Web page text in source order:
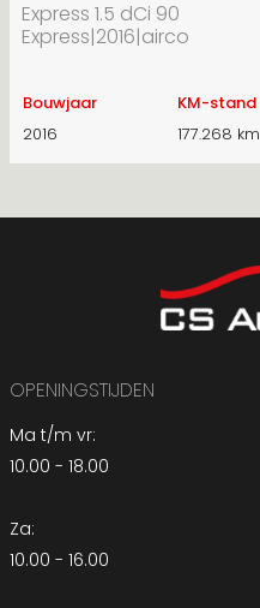
Express 1.5 dCi 90
Express|2016|airco
Bouwjaar
2016
KM-stand
177.268 km
OPENINGSTIJDEN
Ma t/m vr:
10.00 - 18.00
Za:
10.00 - 16.00